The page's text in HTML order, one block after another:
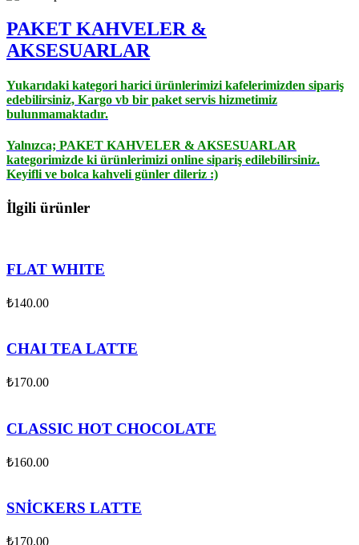
PAKET KAHVELER &
AKSESUARLAR
Yukarıdaki kategori harici ürünlerimizi kafelerimizden sipariş
edebilirsiniz, Kargo vb bir paket servis hizmetimiz
bulunmamaktadır.
Yalnızca; PAKET KAHVELER & AKSESUARLAR
kategorimizde ki ürünlerimizi online sipariş edilebilirsiniz.
Keyifli ve bolca kahveli günler dileriz :)
İlgili ürünler
FLAT WHITE
₺140.00
CHAI TEA LATTE
₺170.00
CLASSIC HOT CHOCOLATE
₺160.00
SNİCKERS LATTE
₺170.00